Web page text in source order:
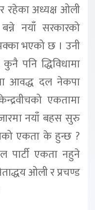
रहेका अध्यक्ष ओली
नयाँ सरकारको
पक्का भएको छ । उनी
पनि द्धिविधामा
आवद्ध दल नेकपा
एकतामा
नयाँ बहस सुरु
एकता के हुन्छ ?
पार्टी एकता नहुने
ओली र प्रचण्ड